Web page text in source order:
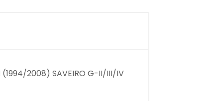
(1994/2008) SAVEIRO G-II/III/IV